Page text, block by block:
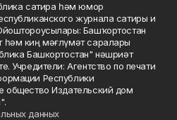
сатира һәм юмор
журнала сатиры и
Башҡортостан
һәм киң мәғлүмәт саралары
Башкортостан" нәшриәт
Учредители: Агентство по печати
Республики
общество Издательский дом
данных